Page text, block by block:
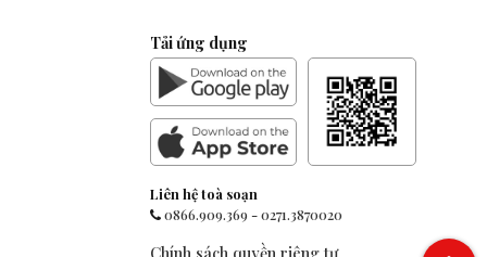
Tải ứng dụng
Liên hệ toà soạn
0866.909.369-0271.3870020